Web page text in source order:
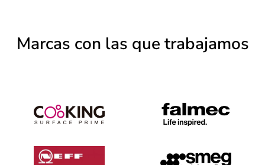
Marcas con las que trabajamos